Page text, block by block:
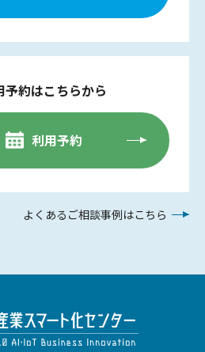
予約はこちらから
利用予約
よくあるご相談事例はこちら